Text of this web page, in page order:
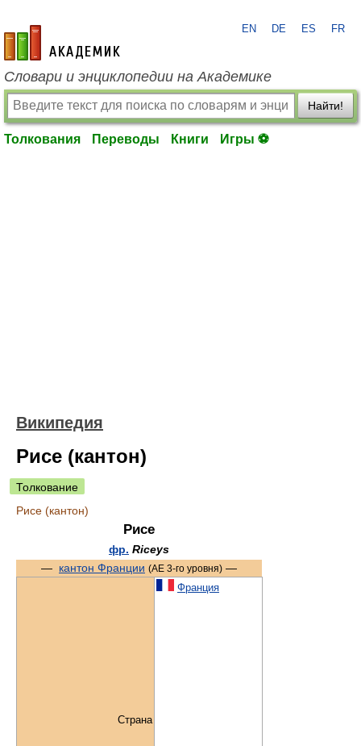
academic.ru
EN DE ES FR
Словари и энциклопедии на Академике
Найти!
Толкования Переводы Книги Игры ⚽
Википедия
Рисе (кантон)
Толкование
Рисе (кантон)
Рисе
фр. Riceys
— кантон Франции (АЕ 3-го уровня) —
Страна
Франция